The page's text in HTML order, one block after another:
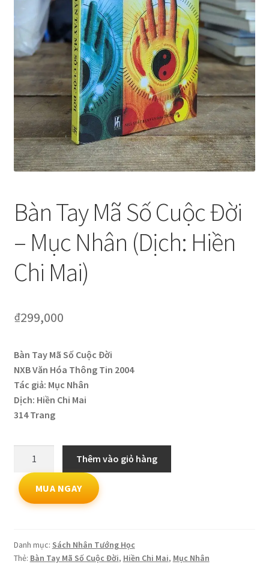
Bàn Tay Mã Số Cuộc Đời
– Mục Nhân (Dịch: Hiền
Chi Mai)
₫299,000
Bàn Tay Mã Số Cuộc Đời
NXB Văn Hóa Thông Tin 2004
Tác giả: Mục Nhân
Dịch: Hiền Chi Mai
314 Trang​
Mã
Số
-
Mục
Thêm vào giỏ hàng
MUA NGAY
Danh mục: Sách Nhân Tướng Học
Thẻ: Bàn Tay Mã Số Cuộc Đời, Hiền Chi Mai, Mục Nhân